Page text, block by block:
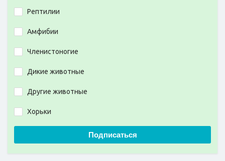
Рептилии
Амфибии
Членистоногие
Дикие животные
Другие животные
Хорьки
Подписаться